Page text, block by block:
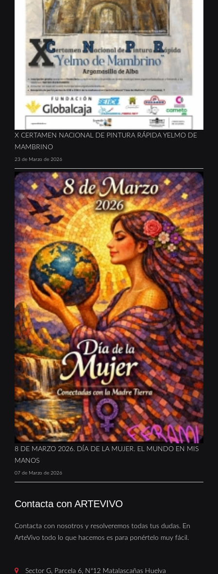
X CERTAMEN NACIONAL DE PINTURA RÁPIDA YELMO DE
MAMBRINO
23 de Marzo de 2026
8 DE MARZO 2026. DÍA DE LA MUJER. EL MUNDO EN MIS
MANOS
07 de Marzo de 2026
Contacta con ARTEVIVO
Contacta con nosotros y resolveremos todas tus dudas. En
ArteVivo todo lo que hacemos es para ponértelo muy fácil.
Sector G, Parcela 6, Nª12 Matalascañas Huelva